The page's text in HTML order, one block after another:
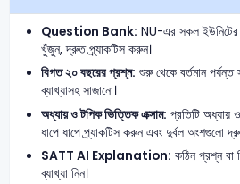
Question Bank: NU-এর সকল
খুঁজুন, দ্রুত প্র্যাকটিস করুন।
বিগত ২০ বছরের প্রশ্ন: শুরু থেকে বর্তমান
ব্যাখ্যাসহ সাজানো।
অধ্যায় ও টপিক ভিত্তিক এক্সাম: প্রতিটি অধ্যায়
ধাপে ধাপে প্র্যাকটিস করুন এবং দুর্বল অংশগুলো
SATT AI Explanation: কঠিন প্রশ্ন বা
ব্যাখ্যা নিন।